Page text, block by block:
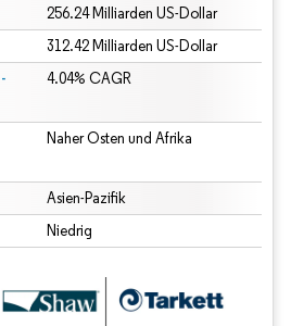
256.24 Milliarden US-Dollar
312.42 Milliarden US-Dollar
4.04% CAGR
Naher Osten und Afrika
Asien-Pazifik
Niedrig
erfordert Namensnennung